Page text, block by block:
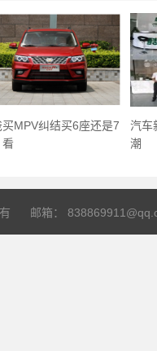
MPV纠结买6座还是7
看
汽车
潮
有 邮箱：